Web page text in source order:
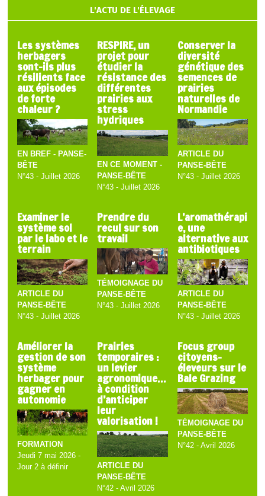
L'ACTU DE L'ÉLEVAGE
Les systèmes
herbagers
sont-ils plus
résilients face
aux épisodes
de forte
chaleur ?
EN BREF - PANSE-
BÊTE
N°43 - Juillet 2026
RESPIRE, un
projet pour
étudier la
résistance des
différentes
prairies aux
stress
hydriques
EN CE MOMENT -
PANSE-BÊTE
N°43 - Juillet 2026
Conserver la
diversité
génétique des
semences de
prairies
naturelles de
Normandie
ARTICLE DU
PANSE-BÊTE
N°43 - Juillet 2026
Examiner le
système sol
par le labo et le
terrain
ARTICLE DU
PANSE-BÊTE
N°43 - Juillet 2026
Prendre du
recul sur son
travail
TÉMOIGNAGE DU
PANSE-BÊTE
N°43 - Juillet 2026
L’aromathérapi
e, une
alternative aux
antibiotiques
ARTICLE DU
PANSE-BÊTE
N°43 - Juillet 2026
Améliorer la
gestion de son
système
herbager pour
gagner en
autonomie
FORMATION
Jeudi 7 mai 2026 -
Jour 2 à définir
Prairies
temporaires :
un levier
agronomique…
à condition
d’anticiper
leur
valorisation !
ARTICLE DU
PANSE-BÊTE
N°42 - Avril 2026
Focus group
citoyens-
éleveurs sur le
Bale Grazing
TÉMOIGNAGE DU
PANSE-BÊTE
N°42 - Avril 2026